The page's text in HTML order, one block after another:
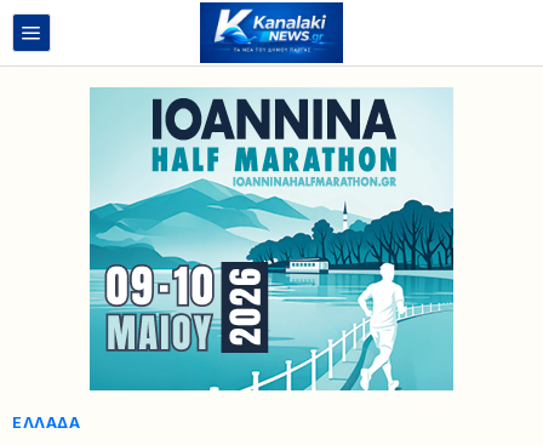
ΕΛΛΆΔΑ